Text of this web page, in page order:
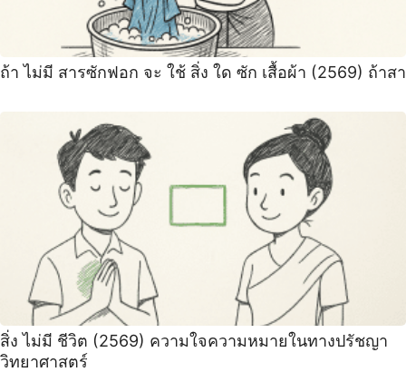
ถ้า ไม่มี สารซักฟอก จะ ใช้ สิ่ง ใด ซัก เสื้อผ้า (2569) ถ้าสา
สิ่ง ไม่มี ชีวิต (2569) ความใจความหมายในทางปรัชญา
วิทยาศาสตร์